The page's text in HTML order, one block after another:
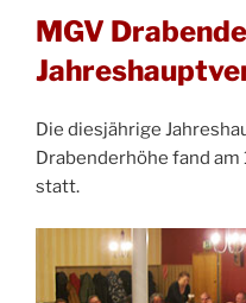
MGV
Die diesjährige
Drabenderhöhe fand am
statt.